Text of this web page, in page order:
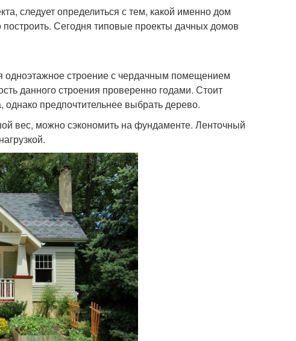
следует определиться с тем, какой именно дом
Сегодня типовые проекты дачных домов
одноэтажное строение с чердачным помещением
данного строения проверенно годами. Стоит
предпочтительнее выбрать дерево.
вес, можно сэкономить на фундаменте. Ленточный